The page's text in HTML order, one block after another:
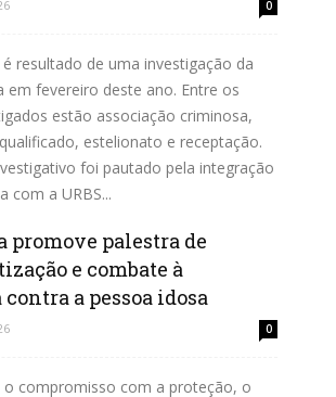
0
resultado de uma investigação da
em fevereiro deste ano. Entre os
estão associação criminosa,
estelionato e receptação.
foi pautado pela integração
com a URBS...
promove palestra de
e combate à
a pessoa idosa
0
o compromisso com a proteção, o